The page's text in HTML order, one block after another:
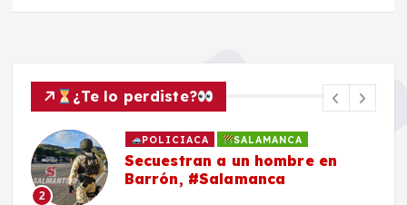
¿Te lo perdiste?
2
POLICIACA SALAMANCA
Secuestran a un hombre en
Barrón, #Salamanca